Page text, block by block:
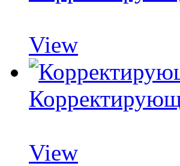
View
View